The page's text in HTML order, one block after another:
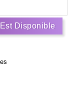
Disponible